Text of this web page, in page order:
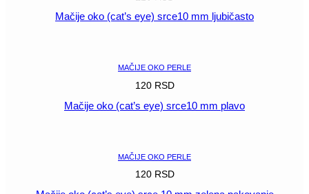
Mačije oko (cat’s eye) srce10 mm ljubičasto
MAČIJE OKO PERLE
120 RSD
Mačije oko (cat’s eye) srce10 mm plavo
MAČIJE OKO PERLE
120 RSD